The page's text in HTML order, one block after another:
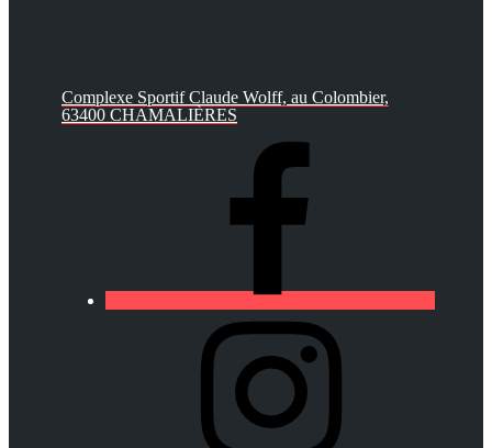
Complexe Sportif Claude Wolff, au Colombier,
63400 CHAMALIÈRES
chamalieres.fr/wp-
content/uploads/2020/03/